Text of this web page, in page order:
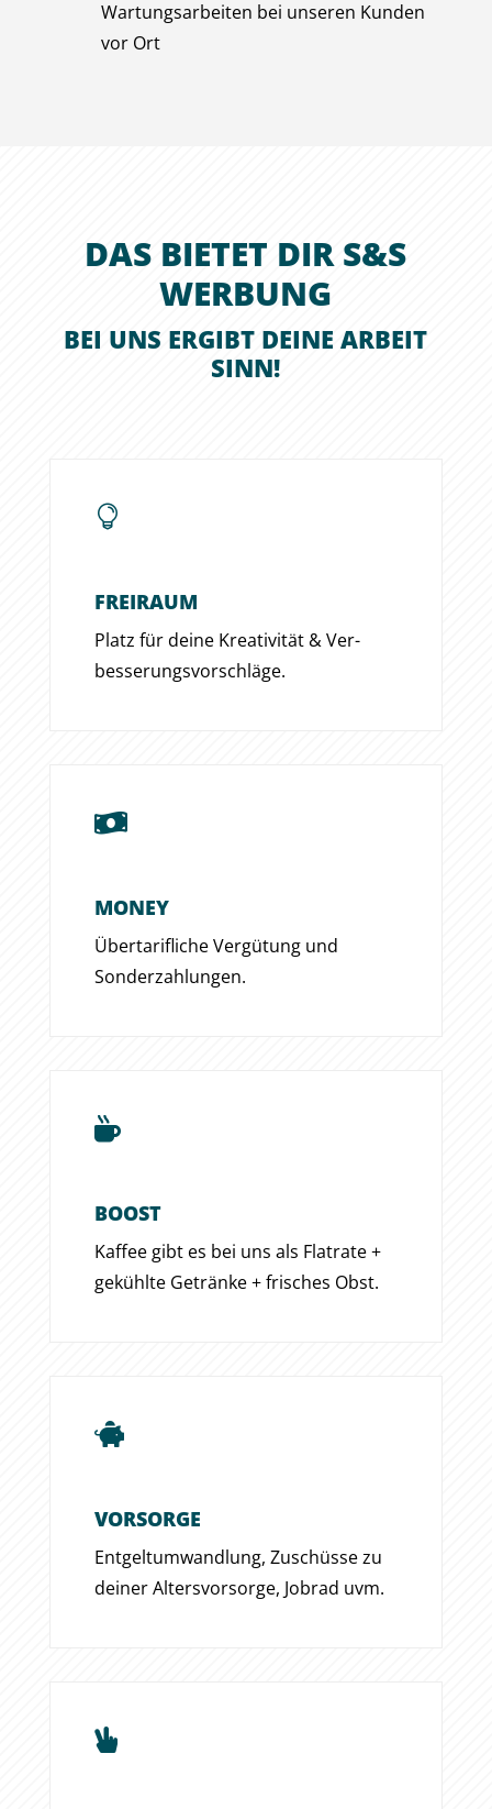
Wartungsarbeiten bei unseren Kunden
vor Ort
DAS BIETET DIR S&S
WERBUNG
BEI UNS ERGIBT DEINE ARBEIT
SINN!

FREIRAUM
Platz für deine Krea­tivität & Ver­
besserungs­vor­schläge.

MONEY
Über­tarifliche Ver­gütung und
Sonder­zahlungen.

BOOST
Kaffee gibt es bei uns als Flatrate +
gekühlte Getränke + frisches Obst.

VORSORGE
Entgeltumwandlung, Zuschüsse zu
deiner Altersvorsorge, Jobrad uvm.
